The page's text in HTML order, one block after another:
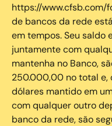
https://www.cfsb.com/
de bancos da rede
em tempos. Seu saldo
juntamente com
mantenha no Banco,
250.000,00 no total e,
dólares mantido em
com qualquer outro
banco da rede, são